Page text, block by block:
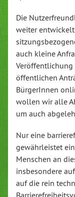
Die
weiter
auch kleine
öffentlichen
BürgerInnen
wollen wir alle
um auch
Nur eine
gewährleistet
Menschen an
insbesondere
auf die rein